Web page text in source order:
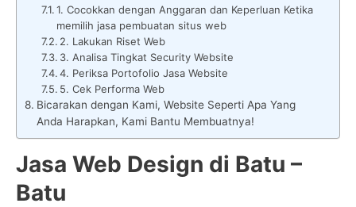
1. Cocokkan dengan Anggaran dan Keperluan Ketika
memilih jasa pembuatan situs web
2. Lakukan Riset Web
3. Analisa Tingkat Security Website
4. Periksa Portofolio Jasa Website
5. Cek Performa Web
Bicarakan dengan Kami, Website Seperti Apa Yang
Anda Harapkan, Kami Bantu Membuatnya!
Jasa Web Design di Batu –
Batu